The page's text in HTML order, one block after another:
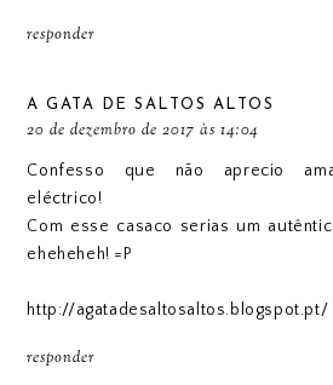
responder
A GATA DE SALTOS ALTOS
20 de dezembro de 2017 às 14:04
Confesso que não aprecio
eléctrico!
Com esse casaco serias um
eheheheh! =P
http://agatadesaltosaltos.blogspot.pt/
responder